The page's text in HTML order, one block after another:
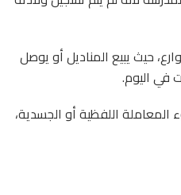
حيث يبيع المناديل أو يوصل
في اليوم.
اللفظية أو الجسدية،